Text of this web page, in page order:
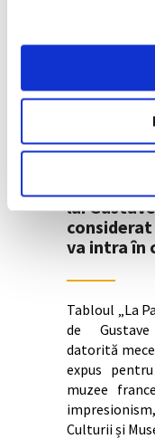
Tabloul
lui
va intra în
Tabloul „La
de
datorită
expus
muzee
Culturii și